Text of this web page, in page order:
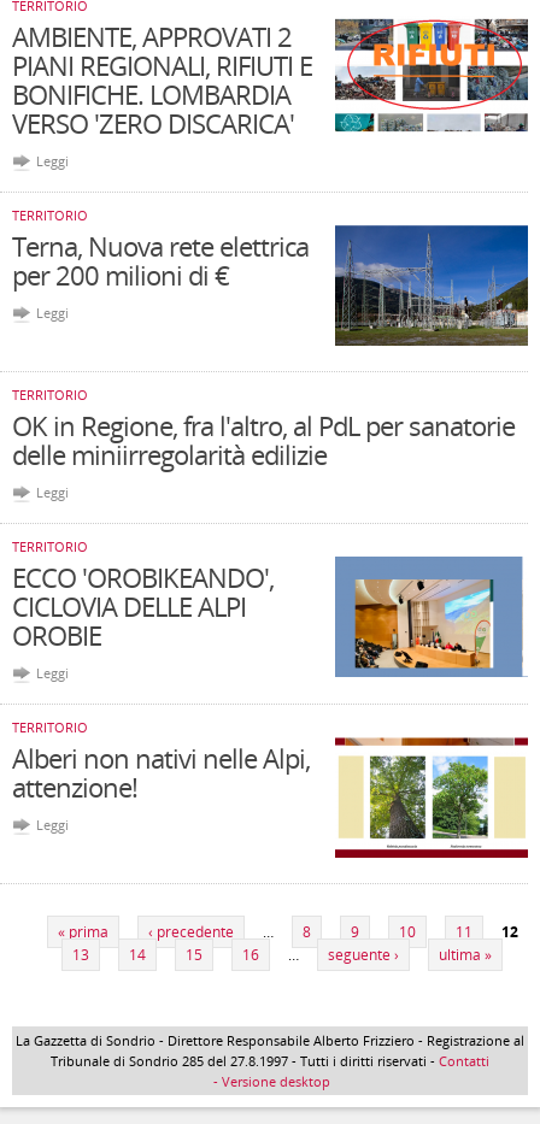
TERRITORIO
AMBIENTE, APPROVATI 2
PIANI REGIONALI, RIFIUTI E
BONIFICHE. LOMBARDIA
VERSO 'ZERO DISCARICA'
Leggi
TERRITORIO
Terna, Nuova rete elettrica
per 200 milioni di €
Leggi
TERRITORIO
OK in Regione, fra l'altro, al PdL per sanatorie
delle miniirregolarità edilizie
Leggi
TERRITORIO
ECCO 'OROBIKEANDO',
CICLOVIA DELLE ALPI
OROBIE
Leggi
TERRITORIO
Alberi non nativi nelle Alpi,
attenzione!
Leggi
« prima ‹ precedente … 8 9 10 11
12
13
14 15 16 … seguente › ultima »
La Gazzetta di Sondrio - Direttore Responsabile Alberto Frizziero - Registrazione al
Tribunale di Sondrio 285 del 27.8.1997 - Tutti i diritti riservati - Contatti
- Versione desktop